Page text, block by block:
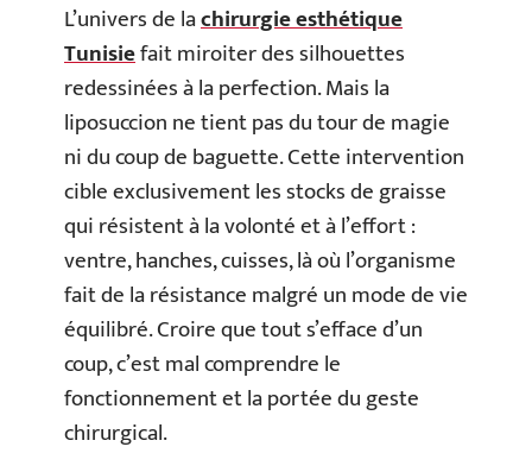
L’univers de lachirurgie esthétique
Tunisiefait miroiter des silhouettes
redessinées à la perfection. Mais la
liposuccion ne tient pas du tour de magie
ni du coup de baguette. Cette intervention
cible exclusivement les stocks de graisse
qui résistent à la volonté et à l’effort :
ventre, hanches, cuisses, là où l’organisme
fait de la résistance malgré un mode de vie
équilibré. Croire que tout s’efface d’un
coup, c’est mal comprendre le
fonctionnement et la portée du geste
chirurgical.